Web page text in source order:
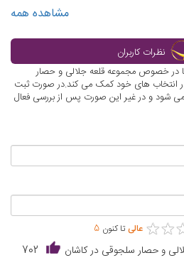
مشاهده همه
نظرات کاربران
در خصوص مجموعه قلعه جلالی و حصار
در انتخاب های خود کمک می کند.در صورت ثبت
می شود و در غیر این صورت پس از بررسی فعال
★★
★★ عالی تا کنون 5
و حصار سلجوقی در کاشان 702